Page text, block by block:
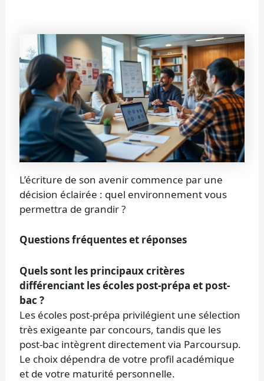
L’écriture de son avenir commence par une
décision éclairée : quel environnement vous
permettra de grandir ?
Questions fréquentes et réponses
Quels sont les principaux critères
différenciant les écoles post-prépa et post-
bac ?
Les écoles post-prépa privilégient une sélection
très exigeante par concours, tandis que les
post-bac intègrent directement via Parcoursup.
Le choix dépendra de votre profil académique
et de votre maturité personnelle.